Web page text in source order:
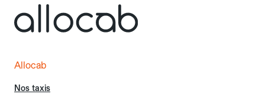
Allocab
Nos taxis